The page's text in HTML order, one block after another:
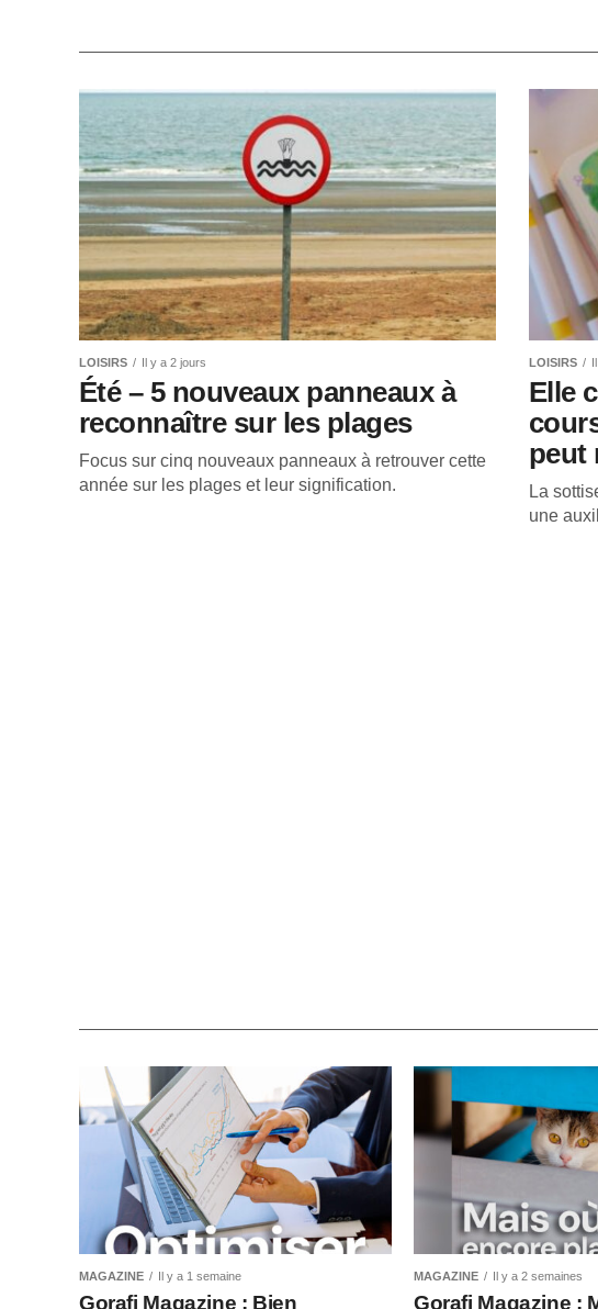
LOISIRS Il y a 2 jours
Été – 5 nouveaux panneaux à
reconnaître sur les plages
Focus sur cinq nouveaux panneaux à retrouver cette
année sur les plages et leur signification.
LOISIRS
Elle
peut
La
une
MAGAZINE Il y a 1 semaine
Gorafi Magazine : Bien
MAGAZINE Il y a 2 semaines
Gorafi Magazine :